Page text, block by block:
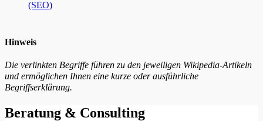
(SEO)
Hinweis
Die verlinkten Begriffe führen zu den jeweiligen Wikipedia-Artikeln
und ermöglichen Ihnen eine kurze oder ausführliche
Begriffserklärung.
Beratung & Consulting